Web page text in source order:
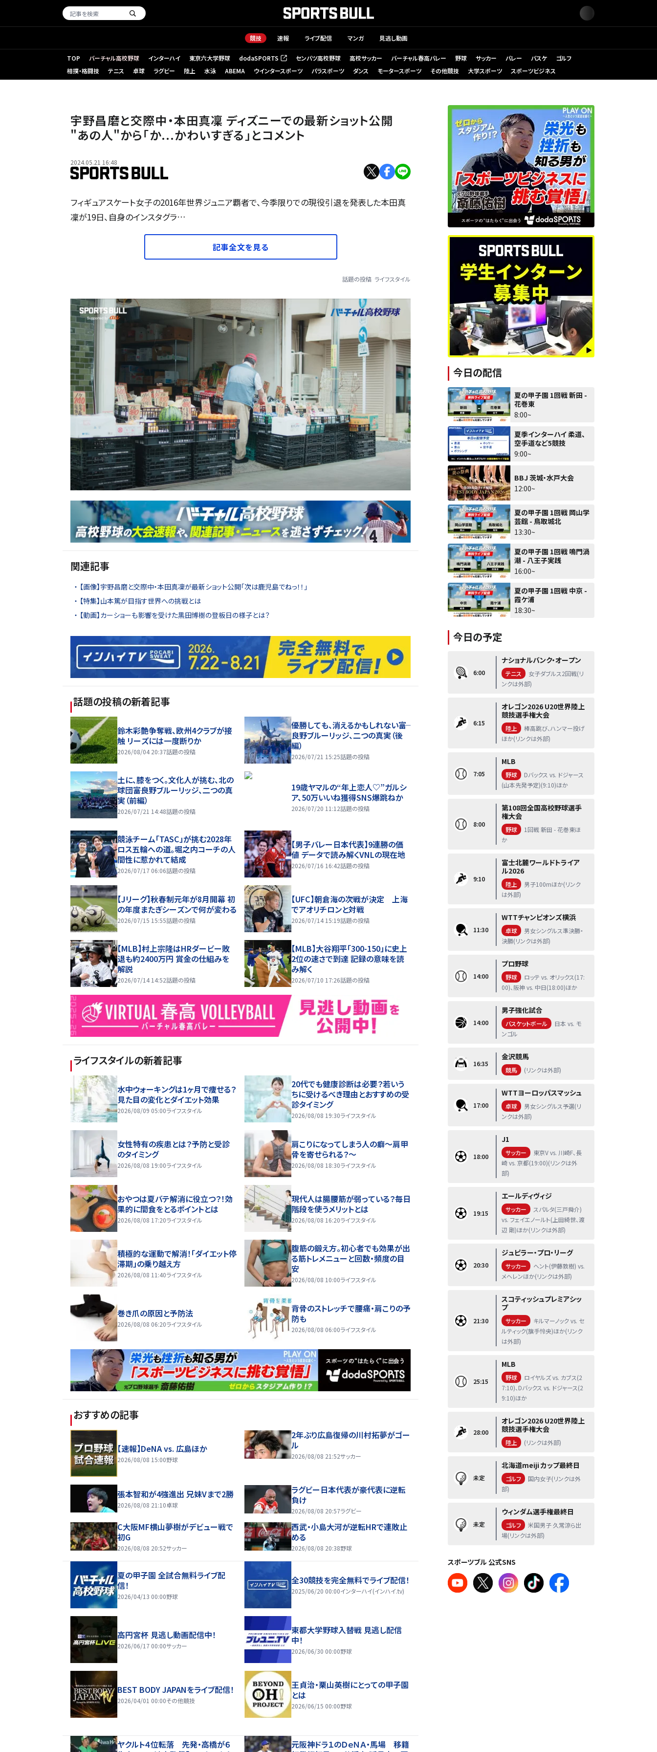
競技 速報 ライブ配信 マンガ 見逃し動画
TOP バーチャル高校野球 インターハイ 東京六大学野球 dodaSPORTS
（新しいタブで開く） センバツ高校野球 高校サッカー バーチャル春高バレー 野球 サッカー バレー バスケ
ゴルフ
相撲・格闘技
テニス 卓球 ラグビー 陸上 水泳 ABEMA ウインタースポーツ パラスポーツ ダンス モータースポーツ その他競技 大学スポーツ スポーツビジネス
宇野昌磨と交際中・本田真凜 ディズニーでの最新ショット公開
"あの人"から「か...かわいすぎる」とコメント
2024.05.21 16:48
フィギュアスケート女子の2016年世界ジュニア覇者で、今季限りでの現役引退を発表した本田真
凜が19日、自身のインスタグラ…
記事全文を見る
話題の投稿 ライフスタイル
関連記事
【画像】宇野昌磨と交際中・本田真凜が最新ショット公開「次は鹿児島でねっ！！」
【特集】山本篤が目指す世界への挑戦とは
【動画】カーショーも影響を受けた黒田博樹の登板日の様子とは？
話題の投稿の新着記事
鈴木彩艶争奪戦、欧州4クラブが接
触 リーズには一度断りか
2026/08/04 20:37話題の投稿
優勝しても、消えるかもしれない――富
良野ブルーリッジ、二つの真実（後
編）
2026/07/21 15:25話題の投稿
土に、膝をつく。文化人が挑む、北の
球団――富良野ブルーリッジ、二つの真
実（前編）
2026/07/21 14:48話題の投稿
19歳ヤマルの“年上恋人♡”ガルシ
ア、50万いいね獲得SNS爆跳ねか
2026/07/20 11:12話題の投稿
競泳チーム「TASC」が挑む2028年
ロス五輪への道。堀之内コーチの人
間性に惹かれて結成
2026/07/17 06:06話題の投稿
【男子バレー日本代表】9連勝の価
値 データで読み解くVNLの現在地
2026/07/16 16:42話題の投稿
【Jリーグ】秋春制元年が8月開幕 初
の年度またぎシーズンで何が変わる
2026/07/15 15:55話題の投稿
【UFC】朝倉海の次戦が決定 上海
でアオリチロンと対戦
2026/07/14 15:19話題の投稿
【MLB】村上宗隆はHRダービー敗
退も約2400万円 賞金の仕組みを
解説
2026/07/14 14:52話題の投稿
【MLB】大谷翔平「300-150」に史上
2位の速さで到達 記録の意味を読
み解く
2026/07/10 17:26話題の投稿
ライフスタイルの新着記事
水中ウォーキングは1ヶ月で痩せる？
見た目の変化とダイエット効果
2026/08/09 05:00ライフスタイル
20代でも健康診断は必要？若いう
ちに受けるべき理由とおすすめの受
診タイミング
2026/08/08 19:30ライフスタイル
女性特有の疾患とは？予防と受診
のタイミング
2026/08/08 19:00ライフスタイル
肩こりになってしまう人の癖～肩甲
骨を寄せられる？～
2026/08/08 18:30ライフスタイル
おやつは夏バテ解消に役立つ？！効
果的に間食をとるポイントとは
2026/08/08 17:20ライフスタイル
現代人は腸腰筋が弱っている？毎日
階段を使うメリットとは
2026/08/08 16:20ライフスタイル
積極的な運動で解消！「ダイエット停
滞期」の乗り越え方
2026/08/08 11:40ライフスタイル
腹筋の鍛え方。初心者でも効果が出
る筋トレメニューと回数・頻度の目
安
2026/08/08 10:00ライフスタイル
巻き爪の原因と予防法
2026/08/08 06:20ライフスタイル
背骨のストレッチで腰痛・肩こりの予
防も
2026/08/08 06:00ライフスタイル
おすすめの記事
【速報】DeNA vs. 広島ほか
2026/08/08 15:00野球
2年ぶり広島復帰の川村拓夢がゴー
ル
2026/08/08 21:52サッカー
張本智和が4強進出 兄妹Vまで2勝
2026/08/08 21:10卓球
ラグビー日本代表が豪代表に逆転
負け
2026/08/08 20:57ラグビー
C大阪MF横山夢樹がデビュー戦で
初G
2026/08/08 20:52サッカー
西武・小島大河が逆転HRで連敗止
める
2026/08/08 20:38野球
夏の甲子園 全試合無料ライブ配
信！
2026/04/13 00:00野球
全30競技を完全無料でライブ配信！
2025/06/20 00:00インターハイ(インハイ.tv)
高円宮杯 見逃し動画配信中！
2026/06/17 00:00サッカー
東都大学野球入替戦 見逃し配信
中！
2026/06/30 00:00野球
BEST BODY JAPANをライブ配信！
2026/04/01 00:00その他競技
王貞治・栗山英樹にとっての甲子園
とは
2026/06/15 00:00野球
ヤクルト４位転落 先発・高橋が６
元阪神ドラ１のＤｅＮＡ・馬場 移籍
今日の配信
夏の甲子園 1回戦 新田 -
花巻東
8:00~
夏季インターハイ 柔道、
空手道など5競技
9:00~
BBJ 茨城・水戸大会
12:00~
夏の甲子園 1回戦 岡山学
芸館 - 鳥取城北
13:30~
夏の甲子園 1回戦 鳴門渦
潮 - 八王子実践
16:00~
夏の甲子園 1回戦 中京 -
霞ケ浦
18:30~
今日の予定
6:00
ナショナルバンク・オープン
テニス
女子ダブルス2回戦(リ
ンクは外部)
6:15
オレゴン2026 U20世界陸上
競技選手権大会
陸上
棒高跳び、ハンマー投げ
ほか(リンクは外部)
7:05
MLB
野球
Dバックス vs. ドジャース
(山本先発予定)(9:10)ほか
8:00
第108回全国高校野球選手
権大会
野球
1回戦 新田 - 花巻東ほ
か
9:10
富士北麓ワールドトライア
ル2026
陸上
男子100mほか(リンク
は外部)
11:30
WTTチャンピオンズ横浜
卓球
男女シングルス準決勝・
決勝(リンクは外部)
14:00
プロ野球
野球
ロッテ vs. オリックス(17:
00)、阪神 vs. 中日(18:00)ほか
14:00
男子強化試合
バスケットボール
日本 vs. モ
ンゴル
16:35
金沢競馬
競馬 (リンクは外部)
17:00
WTTヨーロッパスマッシュ
卓球
男女シングルス予選(リ
ンクは外部)
18:00
J1
サッカー
東京V vs. 川崎F、長
崎 vs. 京都(19:00)(リンクは外
部)
19:15
エールディヴィジ
サッカー
スパルタ(三戸舜介)
vs. フェイエノールト(上田綺世、渡
辺 剛)ほか(リンクは外部)
20:30
ジュピラー・プロ・リーグ
サッカー
ヘント(伊藤敦樹) vs.
メヘレンほか(リンクは外部)
21:30
スコティッシュプレミアシッ
プ
サッカー
キルマーノック vs. セ
ルティック(旗手怜央)ほか(リンク
は外部)
25:15
MLB
野球
ロイヤルズ vs. カブス(2
7:10)、Dバックス vs. ドジャース(2
9:10)ほか
28:00
オレゴン2026 U20世界陸上
競技選手権大会
陸上 (リンクは外部)
未定
北海道meiji カップ最終日
ゴルフ
国内女子(リンクは外
部)
未定
ウィンダム選手権最終日
ゴルフ
米国男子 久常涼ら出
場(リンクは外部)
スポーツブル 公式SNS